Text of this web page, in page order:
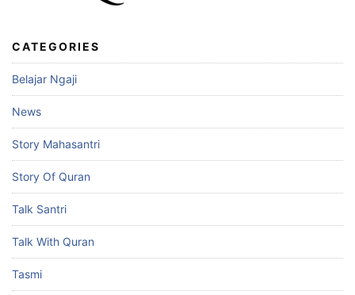
CATEGORIES
Belajar Ngaji
News
Story Mahasantri
Story Of Quran
Talk Santri
Talk With Quran
Tasmi